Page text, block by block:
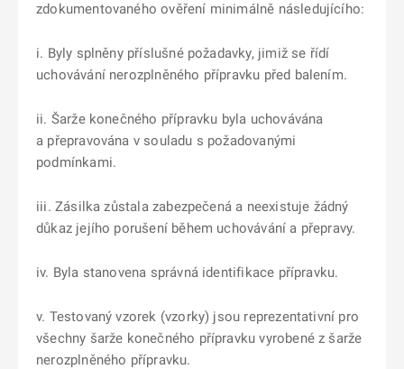
zdokumentovaného ověření minimálně následujícího:
i. Byly splněny příslušné požadavky, jimiž se řídí
uchovávání nerozplněného přípravku před balením.
ii. Šarže konečného přípravku byla uchovávána
a přepravována v souladu s požadovanými
podmínkami.
iii. Zásilka zůstala zabezpečená a neexistuje žádný
důkaz jejího porušení během uchovávání a přepravy.
iv. Byla stanovena správná identifikace přípravku.
v. Testovaný vzorek (vzorky) jsou reprezentativní pro
všechny šarže konečného přípravku vyrobené z šarže
nerozplněného přípravku.